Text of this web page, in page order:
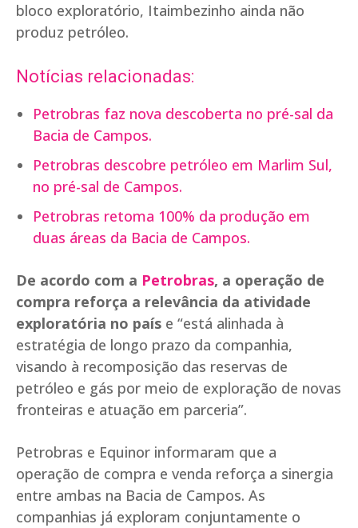
bloco exploratório, Itaimbezinho ainda não
produz petróleo.
Notícias relacionadas:
Petrobras faz nova descoberta no pré-sal da
Bacia de Campos.
Petrobras descobre petróleo em Marlim Sul,
no pré-sal de Campos.
Petrobras retoma 100% da produção em
duas áreas da Bacia de Campos.
De acordo com a Petrobras, a operação de
compra reforça a relevância da atividade
exploratória no país e “está alinhada à
estratégia de longo prazo da companhia,
visando à recomposição das reservas de
petróleo e gás por meio de exploração de novas
fronteiras e atuação em parceria”.
Petrobras e Equinor informaram que a
operação de compra e venda reforça a sinergia
entre ambas na Bacia de Campos. As
companhias já exploram conjuntamente o